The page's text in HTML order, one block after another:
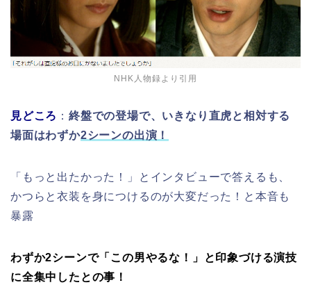
NHK人物録より引用
見どころ ：終盤での登場で、いきなり直虎と相対する
場面はわずか2シーンの出演！
「もっと出たかった！」とインタビューで答えるも、
かつらと衣装を身につけるのが大変だった！と本音も
暴露
わずか2シーンで「この男やるな！」と印象づける演技
に全集中したとの事！